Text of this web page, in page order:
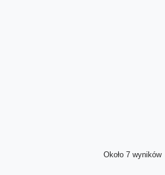
Około 7 wyników